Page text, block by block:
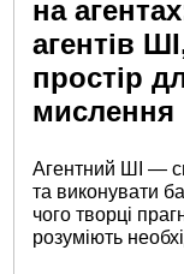
на
агентів
простір
мислення
Агентний ШІ —
та виконувати
чого творці
розуміють